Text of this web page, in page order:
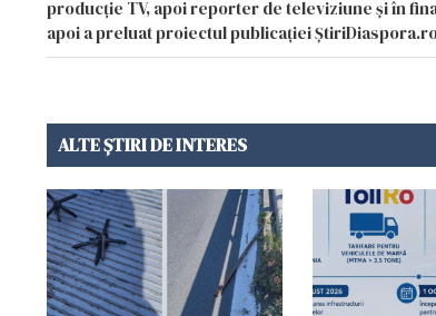
producție TV, apoi reporter de televiziune și în
apoi a preluat proiectul publicației
ALTE ȘTIRI DE INTERES